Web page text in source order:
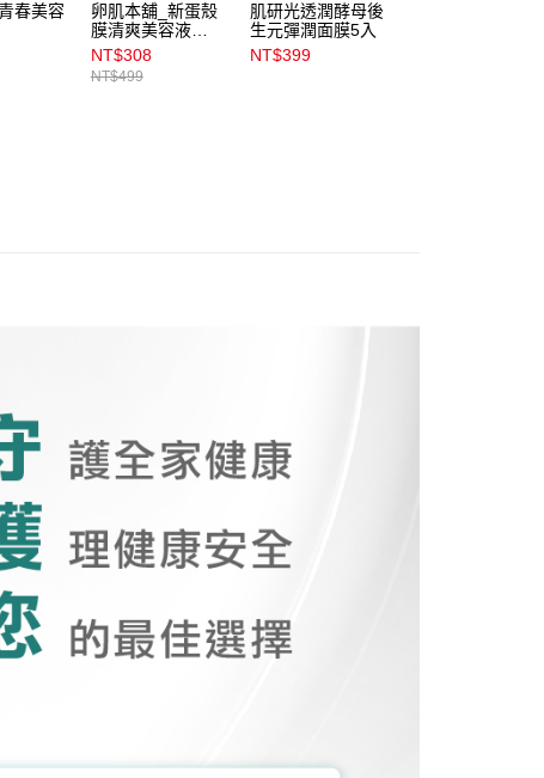
春美容
卵肌本舖_新蛋殼
膜清爽美容液
30mL
NT$308
NT$499
肌研光透潤酵母後
生元彈潤面膜5入
NT$399